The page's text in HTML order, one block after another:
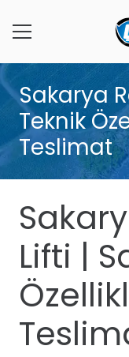
Sakarya
Teknik
Teslimat
Lifti |